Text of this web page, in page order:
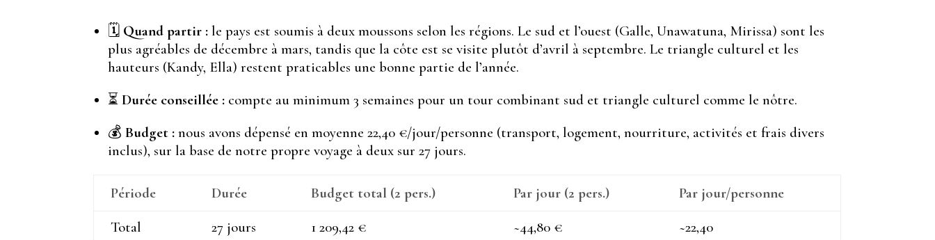
🗓️ Quand partir : le pays est soumis à deux moussons selon les régions. Le sud et l’ouest (Galle, Unawatuna, Mirissa) sont les
plus agréables de décembre à mars, tandis que la côte est se visite plutôt d’avril à septembre. Le triangle culturel et les
hauteurs (Kandy, Ella) restent praticables une bonne partie de l’année.
⏳Durée conseillée : compte au minimum 3 semaines pour un tour combinant sud et triangle culturel comme le nôtre.
💰Budget : nous avons dépensé en moyenne 22,40 €/jour/personne (transport, logement, nourriture, activités et frais divers
inclus), sur la base de notre propre voyage à deux sur 27 jours.
Période Durée Budget total (2 pers.) Par jour (2 pers.)
Par jour/personne
Total
27 jours 1 209,42 € ~44,80 € ~22,40